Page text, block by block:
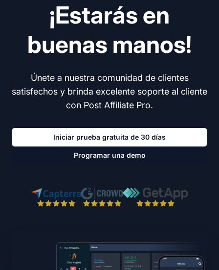
¡Estarás en
buenas manos!
Únete a nuestra comunidad de clientes
satisfechos y brinda excelente soporte al cliente
con Post Affiliate Pro.
Iniciar prueba gratuita de 30 días
Programar una demo